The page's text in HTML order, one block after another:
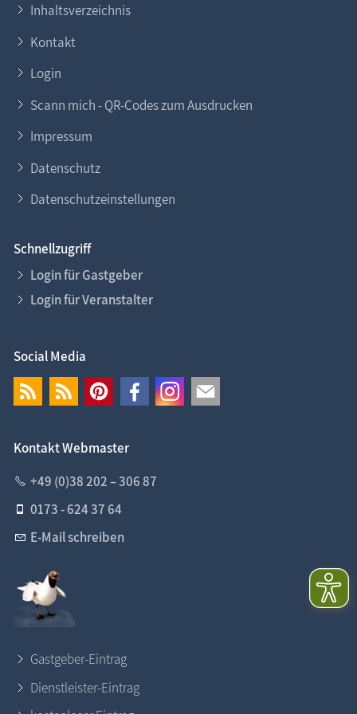
Inhaltsverzeichnis
Kontakt
Login
Scann mich - QR-Codes zum Ausdrucken
Impressum
Datenschutz
Datenschutzeinstellungen
Schnellzugriff
Login für Gastgeber
Login für Veranstalter
Social Media
Kontakt Webmaster
+49 (0)38 202 – 306 87
0173 - 624 37 64
E-Mail schreiben
Gastgeber-Eintrag
Dienstleister-Eintrag